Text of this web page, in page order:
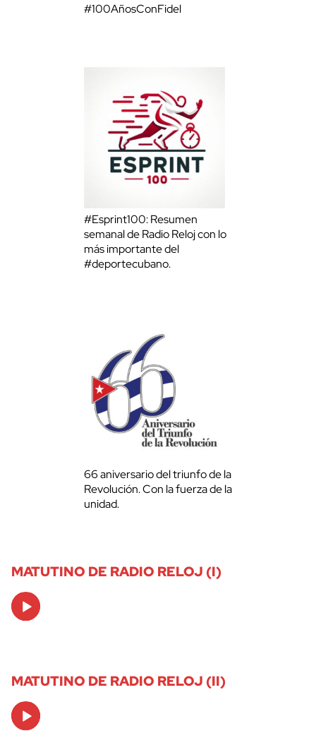
#100AñosConFidel
#Esprint100: Resumen
semanal de Radio Reloj con lo
más importante del
#deportecubano.
66 aniversario del triunfo de la
Revolución. Con la fuerza de la
unidad.
MATUTINO DE RADIO RELOJ (I)
Audio
Player
MATUTINO DE RADIO RELOJ (II)
Audio
Player